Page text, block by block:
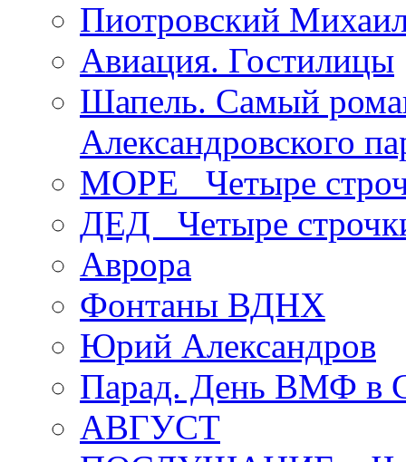
Пиотровский
Авиация. Гостилицы
Шапель. Самый
Александровского
МОРЕ _Четыре
ДЕД _Четыре
Аврора
Фонтаны ВДНХ
Юрий Александров
Парад. День ВМФ в
АВГУСТ